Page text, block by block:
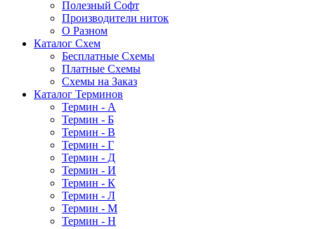
Полезный Софт
Производители ниток
О Разном
Каталог Схем
Бесплатные Схемы
Платные Схемы
Схемы на Заказ
Каталог Терминов
Термин - А
Термин - Б
Термин - В
Термин - Г
Термин - Д
Термин - И
Термин - К
Термин - Л
Термин - М
Термин - Н